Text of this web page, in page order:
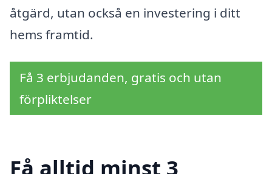
åtgärd, utan också en investering i ditt
hems framtid.
Få 3 erbjudanden, gratis och utan
förpliktelser
Få alltid minst 3